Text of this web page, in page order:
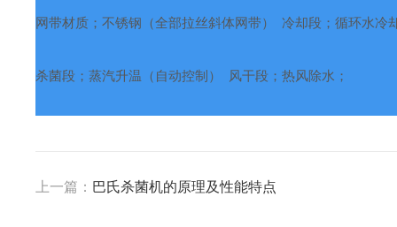
网带材质；不锈钢（全部拉丝斜体网带） 冷却段；循环水冷
杀菌段；蒸汽升温（自动控制） 风干段；热风除水；
上一篇： 巴氏杀菌机的原理及性能特点